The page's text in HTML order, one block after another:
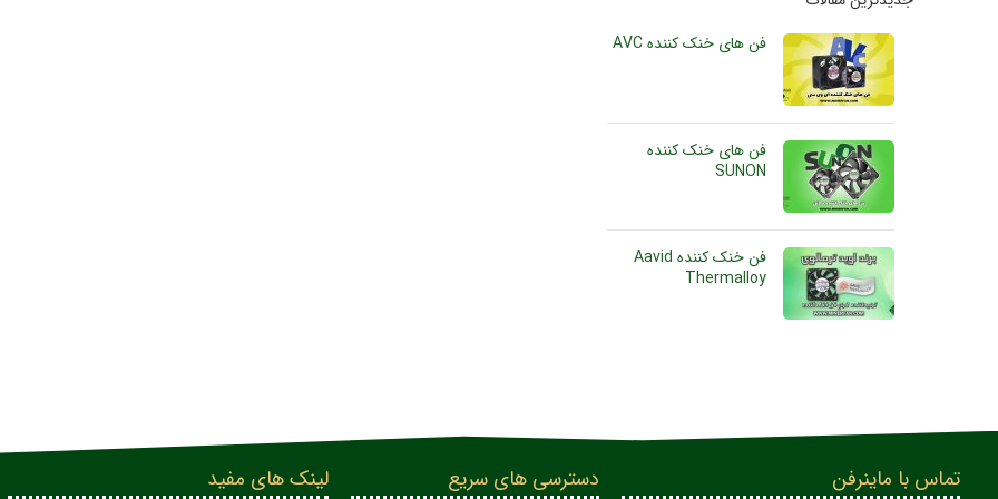
فن های خنک کننده AVC
فن های خنک کننده
SUNON
فن خنک کننده Aavid
Thermalloy
تماس با ماینرفن دسترسی های سریع لینک های مفید